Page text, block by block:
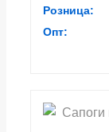
Розница:
Опт: